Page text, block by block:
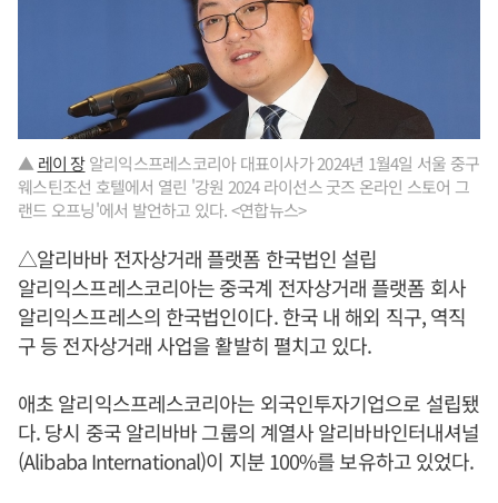
▲ 레이 장알리익스프레스코리아 대표이사가 2024년 1월4일 서울 중구
웨스틴조선 호텔에서 열린 '강원 2024 라이선스 굿즈 온라인 스토어 그
랜드 오프닝'에서 발언하고 있다. <연합뉴스>
△알리바바 전자상거래 플랫폼 한국법인 설립
알리익스프레스코리아는 중국계 전자상거래 플랫폼 회사
알리익스프레스의 한국법인이다. 한국 내 해외 직구, 역직
구 등 전자상거래 사업을 활발히 펼치고 있다.
애초 알리익스프레스코리아는 외국인투자기업으로 설립됐
다. 당시 중국 알리바바 그룹의 계열사 알리바바인터내셔널
(Alibaba International)이 지분 100%를 보유하고 있었다.